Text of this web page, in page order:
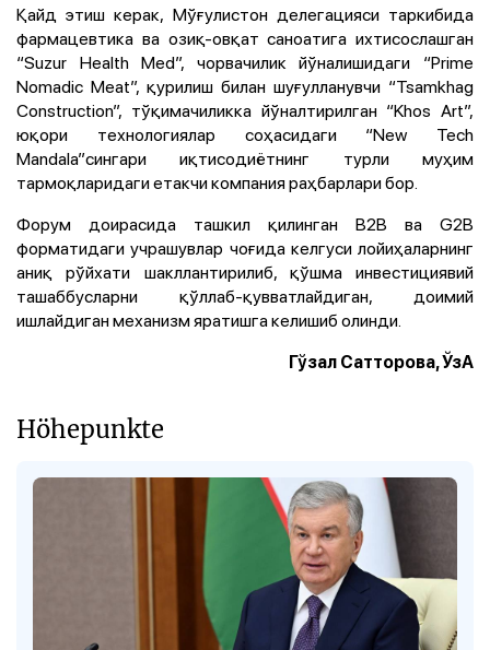
Қайд этиш керак, Мўғулистон делегацияси таркибида
фармацевтика ва озиқ-овқат саноатига ихтисослашган
“Suzur Health Med”, чорвачилик йўналишидаги “Prime
Nomadic Meat”, қурилиш билан шуғулланувчи “Tsamkhag
Construction”, тўқимачиликка йўналтирилган “Khos Art”,
юқори технологиялар соҳасидаги “New Tech
Mandala”сингари иқтисодиётнинг турли муҳим
тармоқларидаги етакчи компания раҳбарлари бор.
Форум доирасида ташкил қилинган В2В ва G2B
форматидаги учрашувлар чоғида келгуси лойиҳаларнинг
аниқ рўйхати шакллантирилиб, қўшма инвестициявий
ташаббусларни қўллаб-қувватлайдиган, доимий
ишлайдиган механизм яратишга келишиб олинди.
Гўзал Сатторова, ЎзА
Höhepunkte